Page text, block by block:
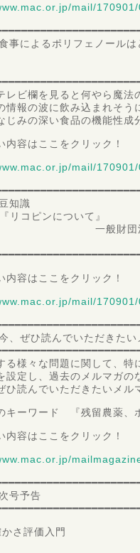
mail/
事によるポリフェノール
レビ欄を見ると何やら魔
情報の波に飲み込まれそ
じみの深い食品の機能性
内容はここをクリック！
mail/
知識
ピンについて』
団法人 食品分
内容はここをクリック！
mail/
、ぜひ読んでいただきた
る様々な問題に関して、
設定し、過去のメルマガ
ひ読んでいただきたいメ
キーワード 『残留農薬、
内容はここをクリック！
号予告
さ評価入門